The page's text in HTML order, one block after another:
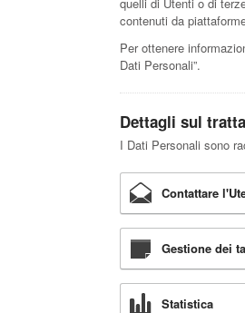
contenuti da
Per ottenere
Dati Personali”.
Dettagli sul
I Dati Personali sono
Contattare
Gestione dei
Statistica